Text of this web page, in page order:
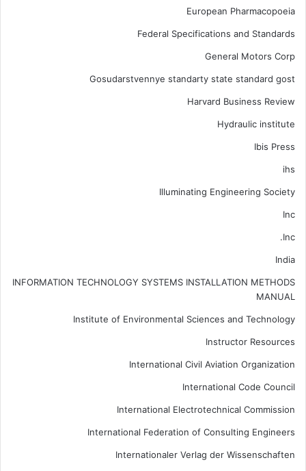
European Pharmacopoeia
Federal Specifications and Standards
General Motors Corp
Gosudarstvennye standarty state standard gost
Harvard Business Review
Hydraulic institute
Ibis Press
ihs
Illuminating Engineering Society
Inc
Inc.
India
INFORMATION TECHNOLOGY SYSTEMS INSTALLATION METHODS
MANUAL
Institute of Environmental Sciences and Technology
Instructor Resources
International Civil Aviation Organization
International Code Council
International Electrotechnical Commission
International Federation of Consulting Engineers
Internationaler Verlag der Wissenschaften